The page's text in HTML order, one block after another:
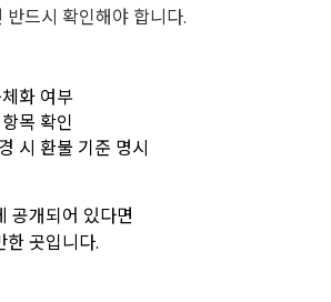
드시 확인해야 합니다.
화 여부
목 확인
시 환불 기준 명시
공개되어 있다면
한 곳입니다.